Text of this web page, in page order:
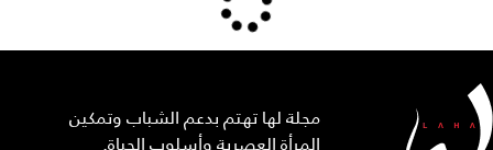
مجلة لها تهتم بدعم الشباب وتمكين
المرأة العصرية وأسلوب الحياة.